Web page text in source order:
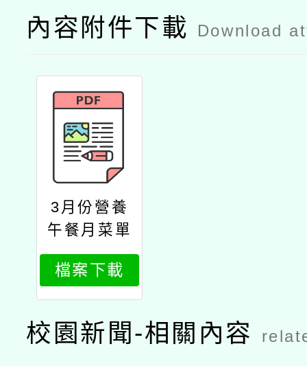
內容附件下載 Download
3月份營養
午餐月菜單
檔案下載
校園新聞-相關內容